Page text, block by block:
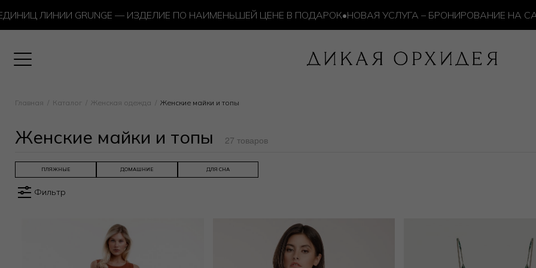
GRUNGE — ИЗДЕЛИЕ ПО НАИМЕНЬШЕЙ ЦЕНЕ В ПОДАРОК•НОВАЯ УСЛУГА – БРОНИРОВАНИЕ НА САЙТЕ •
Главная Каталог Женская одежда Женские майки и топы
Женские майки и топы 27 товаров
ПЛЯЖНЫЕ ДОМАШНИЕ ДЛЯ СНА
Фильтр